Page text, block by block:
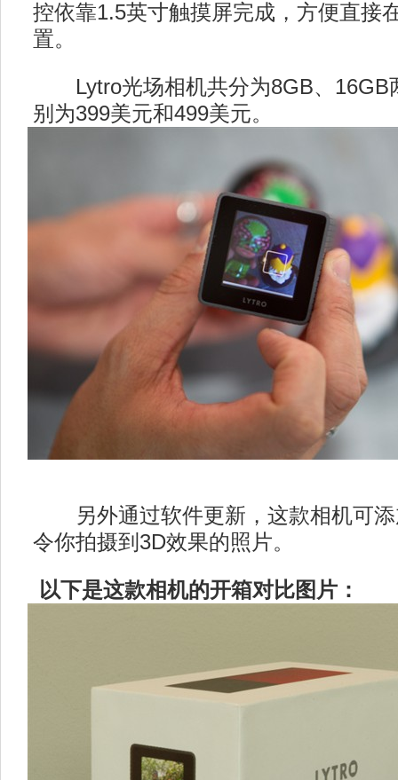
控依靠1.5英寸触摸屏完成，方便直接
置。
Lytro光场相机共分为8GB、16GB
别为399美元和499美元。
另外通过软件更新，这款相机可添
令你拍摄到3D效果的照片。
以下是这款相机的开箱对比图片：